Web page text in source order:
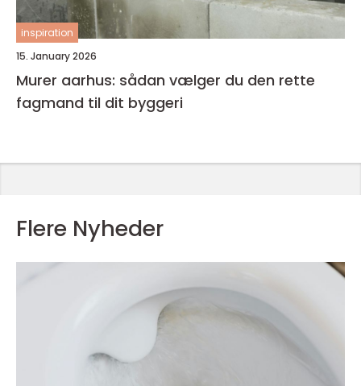
inspiration
15. January 2026
Murer aarhus: sådan vælger du den rette
fagmand til dit byggeri
Flere Nyheder